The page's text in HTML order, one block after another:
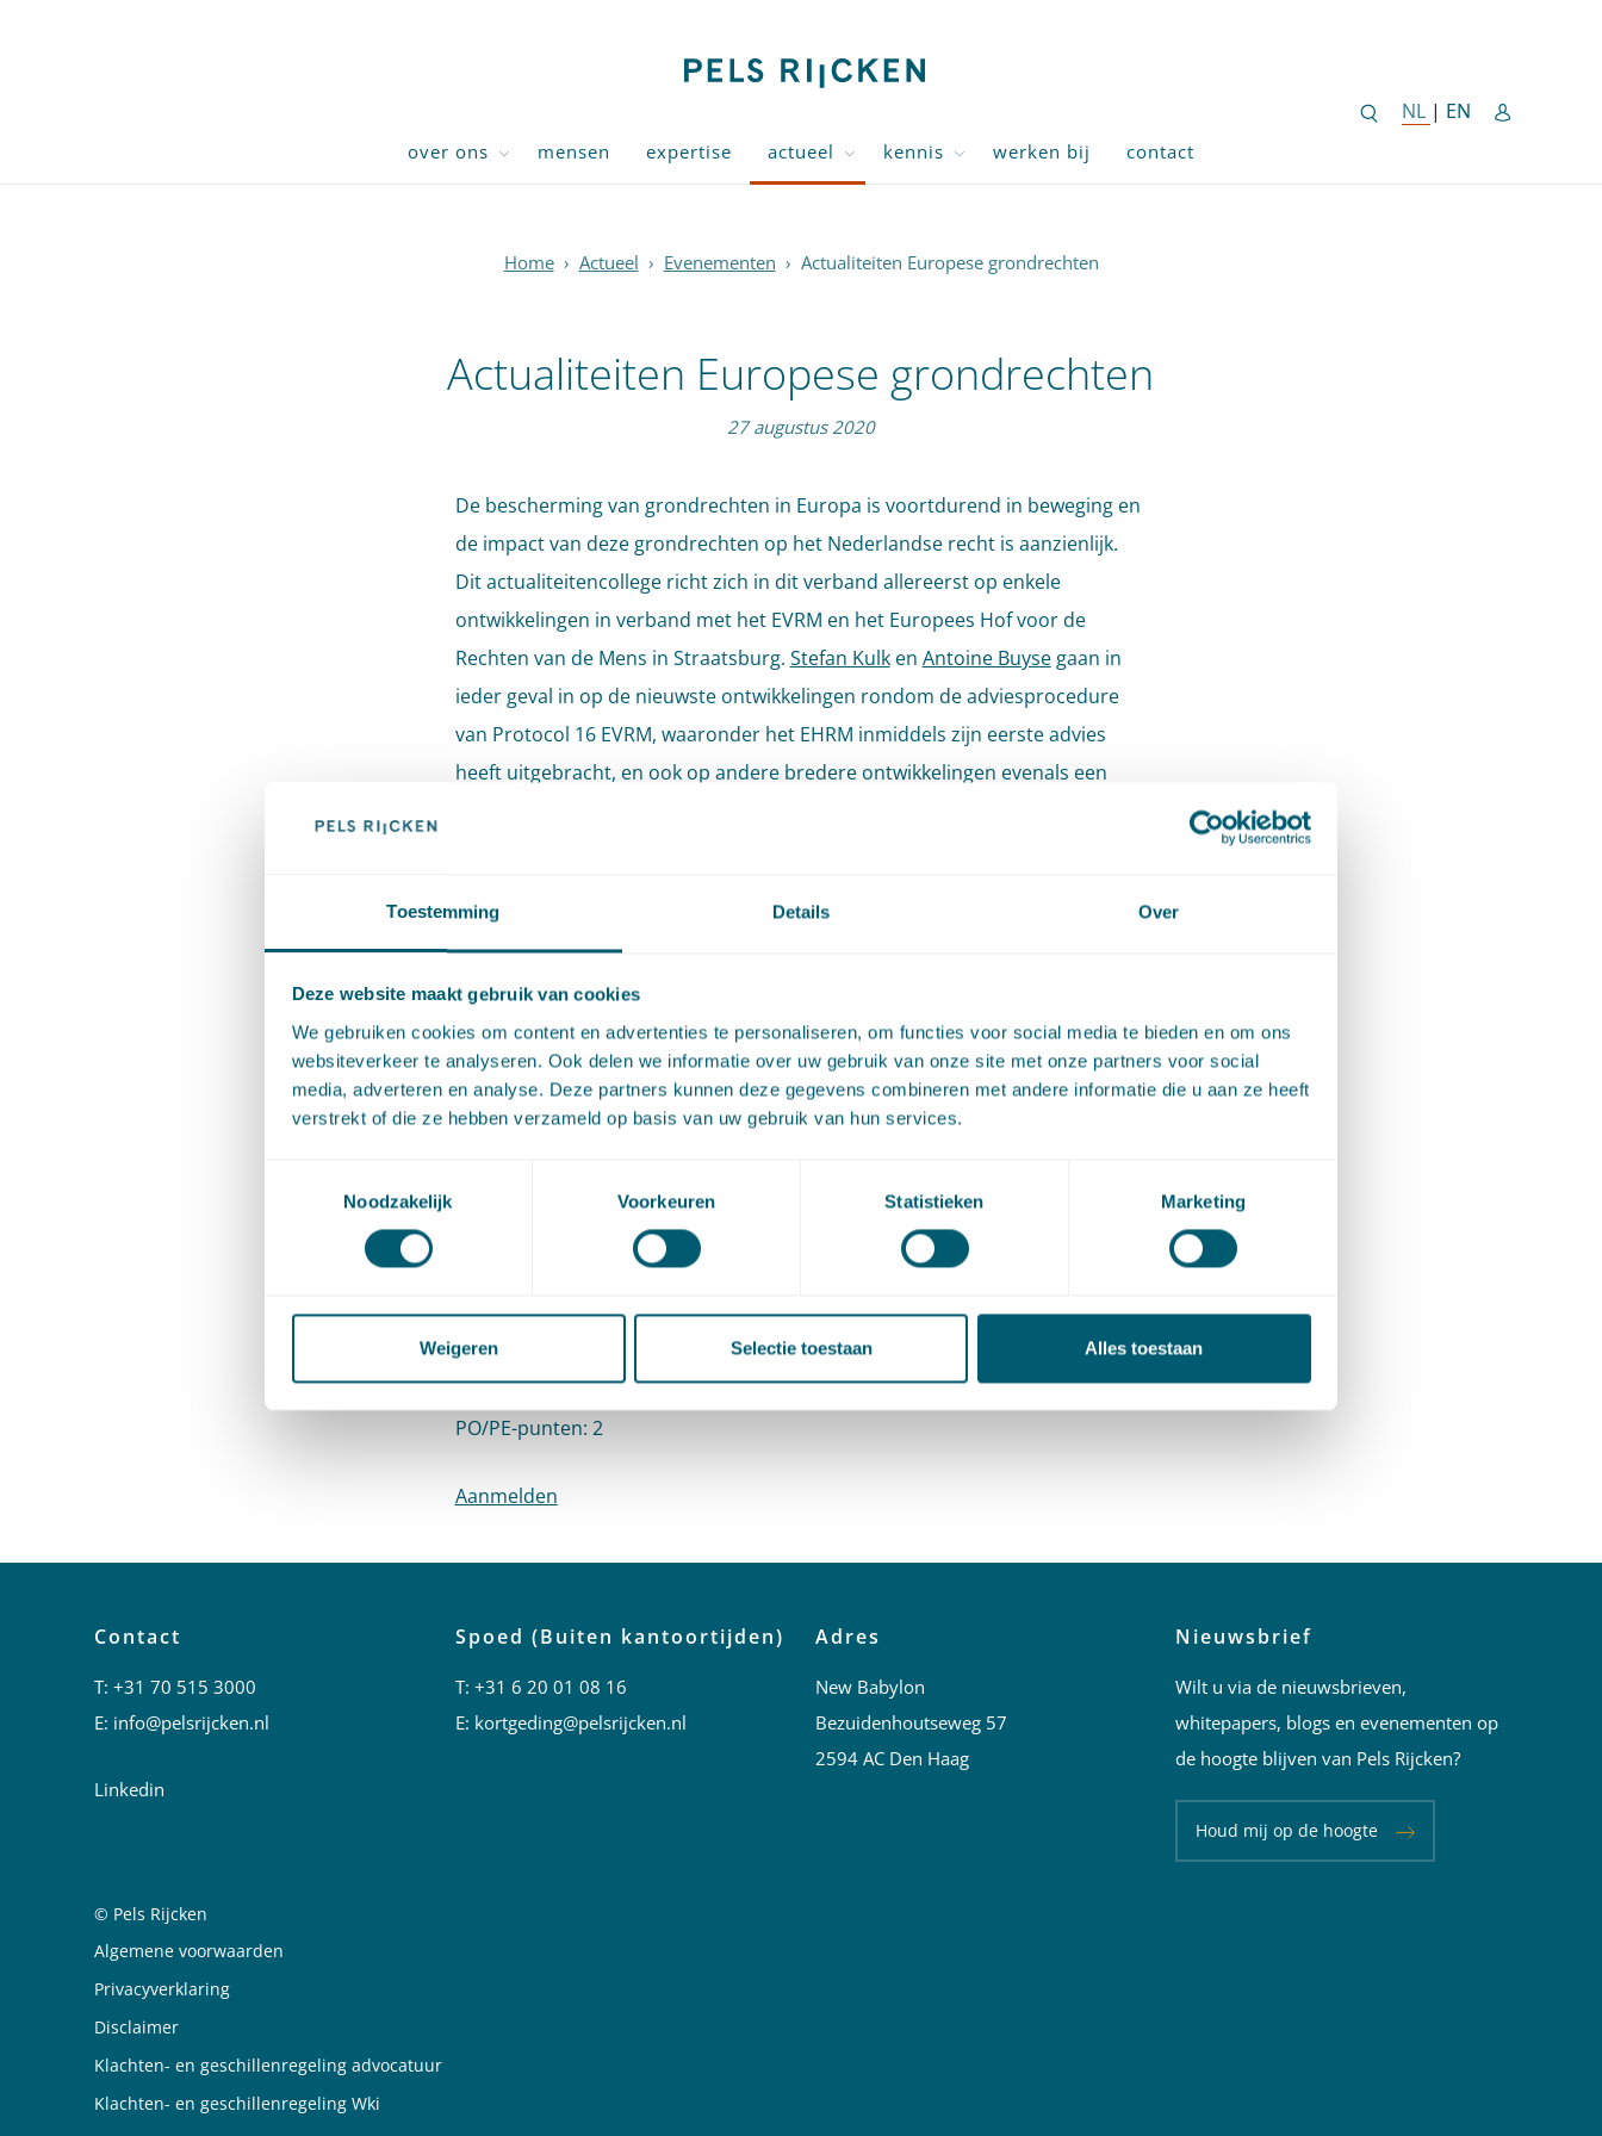
Toestemming Details Over
Deze website maakt gebruik van cookies
We gebruiken cookies om content en advertenties te personaliseren, om functies voor social media te bieden en om ons
websiteverkeer te analyseren. Ook delen we informatie over uw gebruik van onze site met onze partners voor social
media, adverteren en analyse. Deze partners kunnen deze gegevens combineren met andere informatie die u aan ze heeft
verstrekt of die ze hebben verzameld op basis van uw gebruik van hun services.
Noodzakelijk
Voorkeuren Statistieken Marketing
Weigeren Selectie toestaan Alles toestaan
NL NEDERLANDSE
| EN ENGLISH
over ons mensen expertise actueel kennis werken bij contact
Home › Actueel › Evenementen › Actualiteiten Europese grondrechten
Actualiteiten Europese grondrechten
27 augustus 2020
De bescherming van grondrechten in Europa is voortdurend in beweging en
de impact van deze grondrechten op het Nederlandse recht is aanzienlijk.
Dit actualiteitencollege richt zich in dit verband allereerst op enkele
ontwikkelingen in verband met het EVRM en het Europees Hof voor de
Rechten van de Mens in Straatsburg. Stefan Kulken Antoine Buysegaan in
ieder geval in op de nieuwste ontwikkelingen rondom de adviesprocedure
van Protocol 16 EVRM, waaronder het EHRM inmiddels zijn eerste advies
heeft uitgebracht, en ook op andere bredere ontwikkelingen evenals een
Europese grondrechten worden bijvoorbeeld geraakt door de inzet van
wordt ook ingegaan op ontwikkelingen in de jurisprudentie van zowel het
EHRM als het Hof van Justitie van de Europese Unie over de toepassing en
uitleg van grondrechten in nieuwe technologische contexten.
Datum: donderdag 27 augustus 2020
Docenten: Stefan Kulk en Antoine Buyse
PO/PE-punten: 2
Aanmelden
Contact
T:+31 70 515 3000
E: info@pelsrijcken.nl
Linkedin
Spoed (Buiten kantoortijden)
T: +31 6 20 01 08 16
E: kortgeding@pelsrijcken.nl
Adres
New Babylon
Bezuidenhoutseweg 57
2594 AC Den Haag
Nieuwsbrief
Wilt u via de nieuwsbrieven,
whitepapers, blogs en evenementen op
de hoogte blijven van Pels Rijcken?
Houd mij op de hoogte
Juridische informatie
© Pels Rijcken
Algemene voorwaarden
Privacyverklaring
Disclaimer
Klachten- en geschillenregeling advocatuur
Klachten- en geschillenregeling Wki